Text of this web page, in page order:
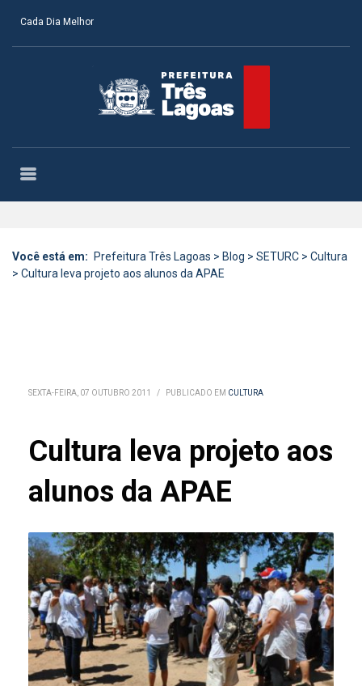
Cada Dia Melhor
Você está em: Prefeitura Três Lagoas > Blog > SETURC > Cultura
> Cultura leva projeto aos alunos da APAE
SEXTA-FEIRA, 07 OUTUBRO 2011 / PUBLICADO EM CULTURA
Cultura leva projeto aos
alunos da APAE